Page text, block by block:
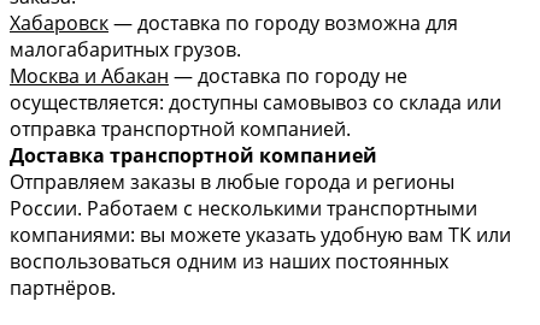
Хабаровск— доставка по городу возможна для
малогабаритных грузов.
Москва и Абакан — доставка по городу не
осуществляется: доступны самовывоз со склада или
отправка транспортной компанией.
Доставка транспортной компанией
Отправляем заказы в любые города и регионы
России. Работаем с несколькими транспортными
компаниями: вы можете указать удобную вам ТК или
воспользоваться одним из наших постоянных
партнёров.